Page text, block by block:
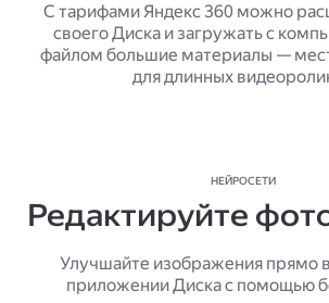
С тарифами Яндекс 360 можно
своего Диска и загружать с
файлом большие материалы —
для длинных
НЕЙРОСЕТИ
Редактируйте
Улучшайте изображения прямо
приложении Диска с помощью